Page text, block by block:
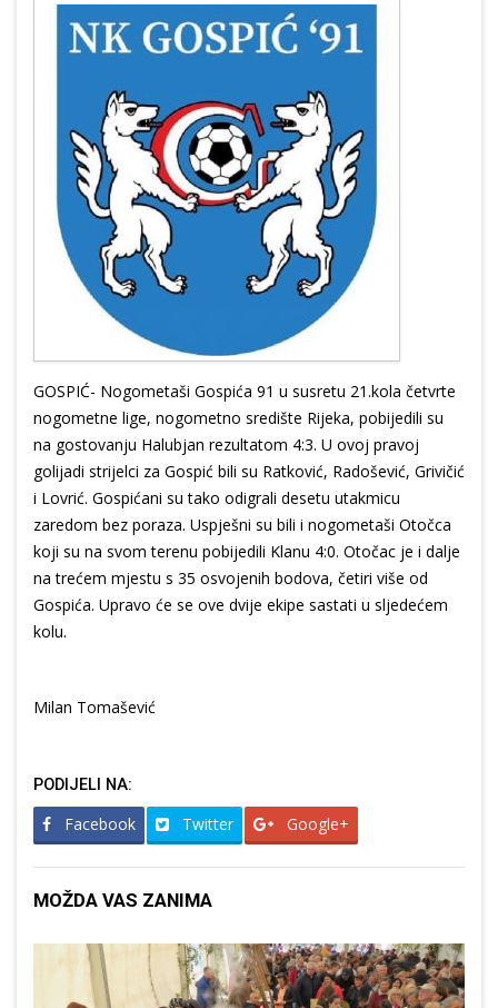
GOSPIĆ- Nogometaši Gospića 91 u susretu 21.kola četvrte
nogometne lige, nogometno središte Rijeka, pobijedili su
na gostovanju Halubjan rezultatom 4:3. U ovoj pravoj
golijadi strijelci za Gospić bili su Ratković, Radošević, Grivičić
i Lovrić. Gospićani su tako odigrali desetu utakmicu
zaredom bez poraza. Uspješni su bili i nogometaši Otočca
koji su na svom terenu pobijedili Klanu 4:0. Otočac je i dalje
na trećem mjestu s 35 osvojenih bodova, četiri više od
Gospića. Upravo će se ove dvije ekipe sastati u sljedećem
kolu.
Milan Tomašević
PODIJELI NA:
Facebook Twitter Google+
MOŽDA VAS ZANIMA